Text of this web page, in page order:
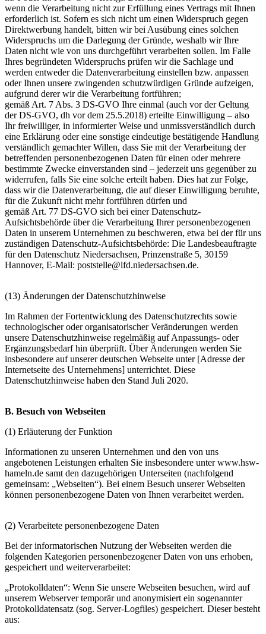
wenn die Verarbeitung nicht zur Erfüllung eines Vertrags mit Ihnen
erforderlich ist. Sofern es sich nicht um einen Widerspruch gegen
Direktwerbung handelt, bitten wir bei Ausübung eines solchen
Widerspruchs um die Darlegung der Gründe, weshalb wir Ihre
Daten nicht wie von uns durchgeführt verarbeiten sollen. Im Falle
Ihres begründeten Widerspruchs prüfen wir die Sachlage und
werden entweder die Datenverarbeitung einstellen bzw. anpassen
oder Ihnen unsere zwingenden schutzwürdigen Gründe aufzeigen,
aufgrund derer wir die Verarbeitung fortführen;
gemäß Art. 7 Abs. 3 DS-GVO Ihre einmal (auch vor der Geltung
der DS-GVO, dh vor dem 25.5.2018) erteilte Einwilligung – also
Ihr freiwilliger, in informierter Weise und unmissverständlich durch
eine Erklärung oder eine sonstige eindeutige bestätigende Handlung
verständlich gemachter Willen, dass Sie mit der Verarbeitung der
betreffenden personenbezogenen Daten für einen oder mehrere
bestimmte Zwecke einverstanden sind – jederzeit uns gegenüber zu
widerrufen, falls Sie eine solche erteilt haben. Dies hat zur Folge,
dass wir die Datenverarbeitung, die auf dieser Einwilligung beruhte,
für die Zukunft nicht mehr fortführen dürfen und
gemäß Art. 77 DS-GVO sich bei einer Datenschutz-
Aufsichtsbehörde über die Verarbeitung Ihrer personenbezogenen
Daten in unserem Unternehmen zu beschweren, etwa bei der für uns
zuständigen Datenschutz-Aufsichtsbehörde: Die Landesbeauftragte
für den Datenschutz Niedersachsen, Prinzenstraße 5, 30159
Hannover, E-Mail: poststelle@lfd.niedersachsen.de.
(13) Änderungen der Datenschutzhinweise
Im Rahmen der Fortentwicklung des Datenschutzrechts sowie
technologischer oder organisatorischer Veränderungen werden
unsere Datenschutzhinweise regelmäßig auf Anpassungs- oder
Ergänzungsbedarf hin überprüft. Über Änderungen werden Sie
insbesondere auf unserer deutschen Webseite unter [Adresse der
Internetseite des Unternehmens] unterrichtet. Diese
Datenschutzhinweise haben den Stand Juli 2020.
B. Besuch von Webseiten
(1) Erläuterung der Funktion
Informationen zu unseren Unternehmen und den von uns
angebotenen Leistungen erhalten Sie insbesondere unter www.hsw-
hameln.de samt den dazugehörigen Unterseiten (nachfolgend
gemeinsam: „Webseiten“). Bei einem Besuch unserer Webseiten
können personenbezogene Daten von Ihnen verarbeitet werden.
(2) Verarbeitete personenbezogene Daten
Bei der informatorischen Nutzung der Webseiten werden die
folgenden Kategorien personenbezogener Daten von uns erhoben,
gespeichert und weiterverarbeitet:
„Protokolldaten“: Wenn Sie unsere Webseiten besuchen, wird auf
unserem Webserver temporär und anonymisiert ein sogenannter
Protokolldatensatz (sog. Server-Logfiles) gespeichert. Dieser besteht
aus: